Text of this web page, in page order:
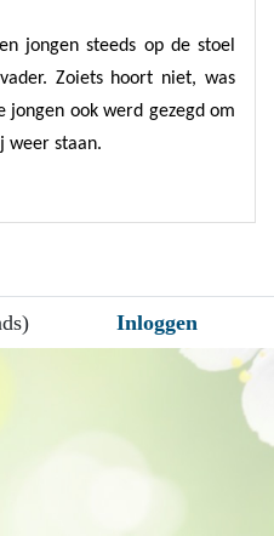
jongen steeds op de stoel
Zoiets hoort niet, was
jongen ook werd gezegd om
weer staan.
Inloggen